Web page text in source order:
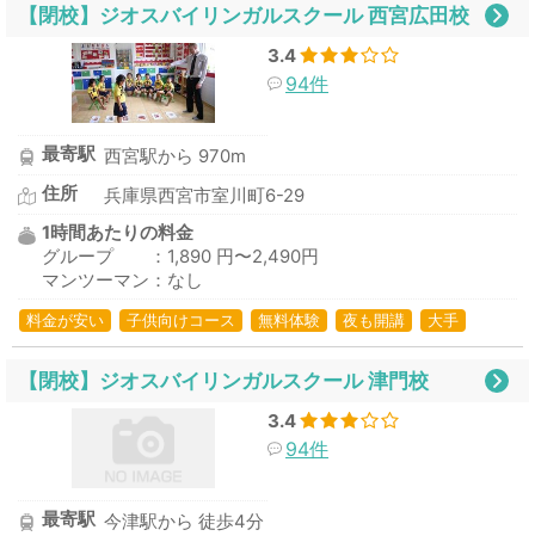
【閉校】ジオスバイリンガルスクール 西宮広田校
3.4
94件
最寄駅 西宮駅から 970m
住所
兵庫県西宮市室川町6-29
1時間あたりの料金
グループ ：1,890 円〜2,490円
マンツーマン：なし
料金が安い 子供向けコース 無料体験 夜も開講 大手
【閉校】ジオスバイリンガルスクール 津門校
3.4
94件
最寄駅 今津駅から 徒歩4分